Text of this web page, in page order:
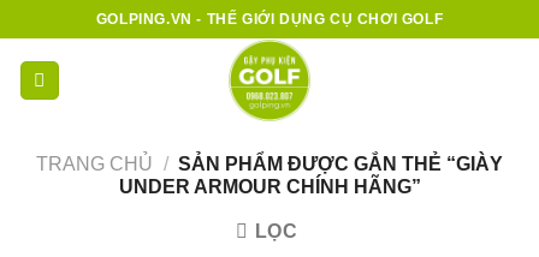
qua
dung
GOLPING.VN - THẾ GIỚI DỤNG CỤ CHƠI GOLF
TRANG CHỦ / SẢN PHẨM ĐƯỢC GẮN THẺ “GIÀY
UNDER ARMOUR CHÍNH HÃNG”
LỌC